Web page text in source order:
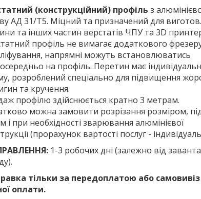
(конструкційний) профіль з
АД 31/Т5. Міцний та призначений для
та інших частин верстатів ЧПУ та 3D
профіль не вимагає додаткового
напрямні можуть встановлюватись
на профіль. Перетин має
розроблений спеціально для підвищення
та кручення.
профілю здійснюється кратно 3 метрам.
можна замовити розрізання розміром,
і при необхідності зварювання алюмінієвої
(прорахунок вартості послуг -
1-3 робочих дні (залежно від
тільки за передоплатою або самовивіз
оплати.